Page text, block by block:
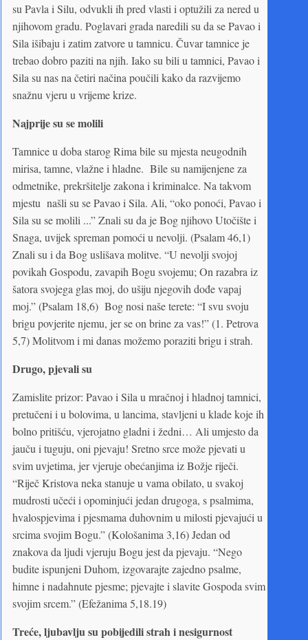
su Pavla i Silu, odvukli ih pred vlasti i optužili za nered u
njihovom gradu. Poglavari grada naredili su da se Pavao i
Sila išibaju i zatim zatvore u tamnicu. Čuvar tamnice je
trebao dobro paziti na njih. Iako su bili u tamnici, Pavao i
Sila su nas na četiri načina poučili kako da razvijemo
snažnu vjeru u vrijeme krize.
Najprije su se molili
Tamnice u doba starog Rima bile su mjesta neugodnih
mirisa, tamne, vlažne i hladne. Bile su namijenjene za
odmetnike, prekršitelje zakona i kriminalce. Na takvom
mjestu našli su se Pavao i Sila. Ali, “oko ponoći, Pavao i
Sila su se molili ...” Znali su da je Bog njihovo Utočište i
Snaga, uvijek spreman pomoći u nevolji. (Psalam 46,1)
Znali su i da Bog uslišava molitve. “U nevolji svojoj
povikah Gospodu, zavapih Bogu svojemu; On razabra iz
šatora svojega glas moj, do ušiju njegovih dođe vapaj
moj.” (Psalam 18,6) Bog nosi naše terete: “I svu svoju
brigu povjerite njemu, jer se on brine za vas!” (1. Petrova
5,7) Molitvom i mi danas možemo poraziti brigu i strah.
Drugo, pjevali su
Zamislite prizor: Pavao i Sila u mračnoj i hladnoj tamnici,
pretučeni i u bolovima, u lancima, stavljeni u klade koje ih
bolno pritišću, vjerojatno gladni i žedni… Ali umjesto da
jauču i tuguju, oni pjevaju! Sretno srce može pjevati u
svim uvjetima, jer vjeruje obećanjima iz Božje riječi.
“Riječ Kristova neka stanuje u vama obilato, u svakoj
mudrosti učeći i opominjući jedan drugoga, s psalmima,
hvalospjevima i pjesmama duhovnim u milosti pjevajući u
srcima svojim Bogu.” (Kološanima 3,16) Jedan od
znakova da ljudi vjeruju Bogu jest da pjevaju. “Nego
budite ispunjeni Duhom, izgovarajte zajedno psalme,
himne i nadahnute pjesme; pjevajte i slavite Gospoda svim
svojim srcem.” (Efežanima 5,18.19)
Treće, ljubavlju su pobijedili strah i nesigurnost